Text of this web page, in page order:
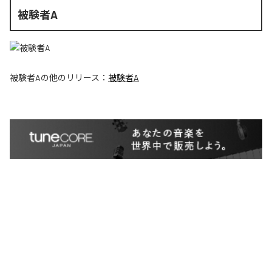
被験者A
被験者Aの他のリリース： 被験者A